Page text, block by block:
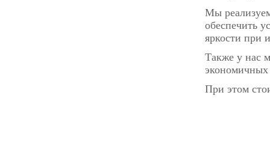
Мы
обеспечить
яркости при
Также у нас
При этом